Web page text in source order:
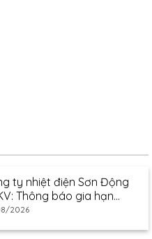
ty nhiệt điện Sơn Động
Thông báo gia hạn
báo giá
2026